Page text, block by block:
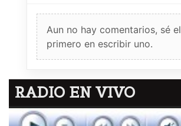
Aun no hay comentarios, sé el
primero en escribir uno.
RADIO EN VIVO